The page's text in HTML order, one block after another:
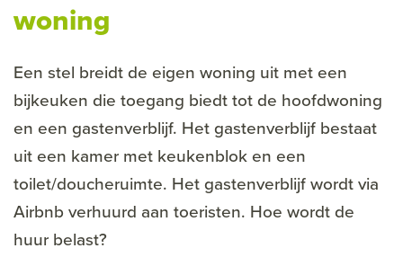
woning
Een stel breidt de eigen woning uit met een
bijkeuken die toegang biedt tot de hoofdwoning
en een gastenverblijf. Het gastenverblijf bestaat
uit een kamer met keukenblok en een
toilet/doucheruimte. Het gastenverblijf wordt via
Airbnb verhuurd aan toeristen. Hoe wordt de
huur belast?